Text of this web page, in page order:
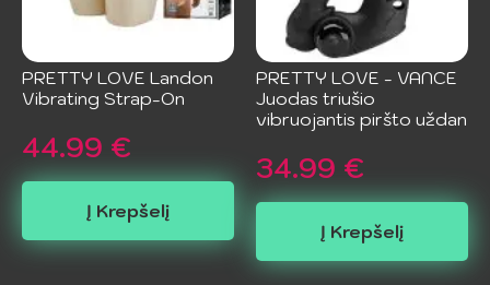
PRETTY LOVE Landon
Vibrating Strap-On
44.99 €
Į Krepšelį
PRETTY LOVE - VANCE
Juodas triušio
vibruojantis piršto uždan
34.99 €
Į Krepšelį